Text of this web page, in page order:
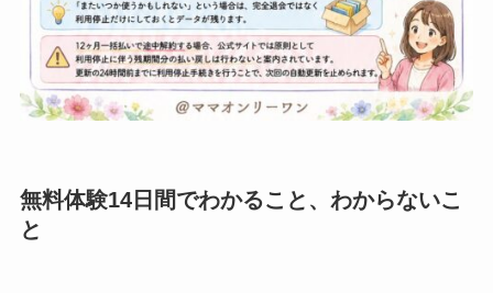
無料体験14日間でわかること、わからないこ
と